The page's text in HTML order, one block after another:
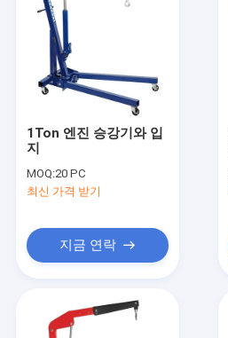
1Ton 엔진 승강기와 입
지
MOQ:20 PC
최신 가격 받기
지금 연락